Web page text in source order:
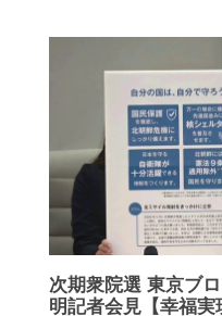
次期衆院選 東京ブ
明記者会見【幸福実